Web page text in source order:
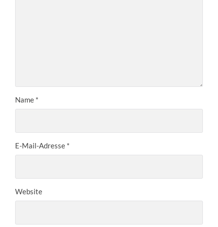
Name *
E-Mail-Adresse *
Website